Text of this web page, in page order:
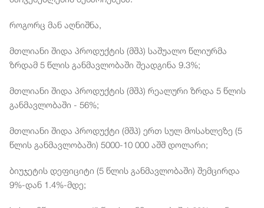
როგორც მან აღნიშნა,
მთლიანი შიდა პროდუქტის (მშპ) საშუალო წლიურმა
ზრდამ 5 წლის განმავლობაში შეადგინა 9.3%;
მთლიანი შიდა პროდუქტის (მშპ) რეალური ზრდა 5 წლის
განმავლობაში - 56%;
მთლიანი შიდა პროდუქტი (მშპ) ერთ სულ მოსახლეზე (5
წლის განმავლობაში) 5000-10 000 აშშ დოლარი;
ბიუჯეტის დეფიციტი (5 წლის განმავლობაში) შემცირდა
9%-დან 1.4%-მდე;